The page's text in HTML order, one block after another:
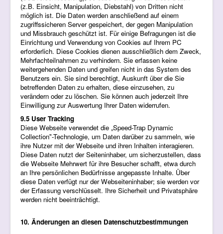
(z.B. Einsicht, Manipulation, Diebstahl) von Dritten nicht
möglich ist. Die Daten werden anschließend auf einem
zugriffssicheren Server gespeichert, der gegen Manipulation
und Missbrauch geschützt ist. Für einige Befragungen ist die
Einrichtung und Verwendung von Cookies auf Ihrem PC
erforderlich. Diese Cookies dienen ausschließlich dem Zweck,
Mehrfachteilnahmen zu verhindern. Sie erfassen keine
weitergehenden Daten und greifen nicht in das System des
Benutzers ein. Sie sind berechtigt, Auskunft über die Sie
betreffenden Daten zu erhalten, diese einzusehen, zu
verändern oder zu löschen. Sie können auch jederzeit Ihre
Einwilligung zur Auswertung Ihrer Daten widerrufen.
9.5 User Tracking
Diese Webseite verwendet die „Speed-Trap Dynamic
Collection"-Technologie, um Daten darüber zu sammeln, wie
ihre Nutzer mit der Webseite und ihren Inhalten interagieren.
Diese Daten nutzt der Seiteninhaber, um sicherzustellen, dass
die Webseite Mehrwert für ihre Besucher schafft, etwa durch
an Ihre persönlichen Bedürfnisse angepasste Inhalte. Über
diese Daten verfügt nur der Webseiteninhaber; sie werden vor
der Erfassung verschlüsselt. Ihre Sicherheit und Privatsphäre
werden nicht beeinträchtigt.
10. Änderungen an diesen Datenschutzbestimmungen